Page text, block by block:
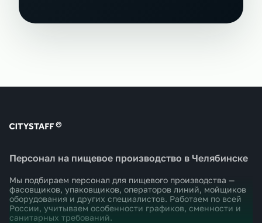
Персонал на пищевое производство в Челябинске
Мы подбираем персонал для пищевого производства —
фасовщиков, упаковщиков, операторов линий, мойщиков
оборудования и других специалистов. Работаем по всей
России, учитываем особенности графиков, сменности и
санитарных требований.